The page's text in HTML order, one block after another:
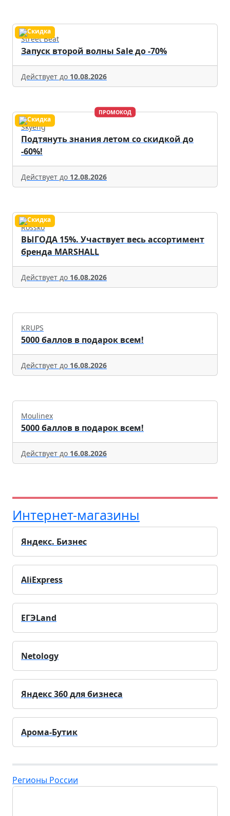
Street Beat
Запуск второй волны Sale до -70%
Действует до 10.08.2026
ПРОМОКОД
Skyeng
Подтянуть знания летом со скидкой до
-60%!
Действует до 12.08.2026
Rossko
ВЫГОДА 15%. Участвует весь ассортимент
бренда MARSHALL
Действует до 16.08.2026
KRUPS
5000 баллов в подарок всем!
Действует до 16.08.2026
Moulinex
5000 баллов в подарок всем!
Действует до 16.08.2026
Интернет-магазины
Яндекс. Бизнес
AliExpress
ЕГЭLand
Netology
Яндекс 360 для бизнеса
Арома-Бутик
Регионы России